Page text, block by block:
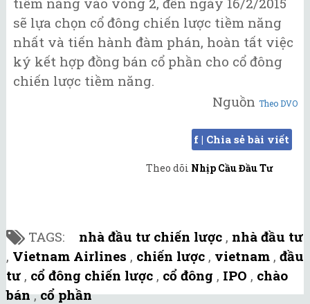
sẽ lựa chọn cổ đông chiến lược tiềm năng
nhất và tiến hành đàm phán, hoàn tất việc
ký kết hợp đồng bán cổ phần cho cổ đông
chiến lược tiềm năng.
Nguồn Theo DVO
f | Chia sẻ bài viết
Theo dõi Nhịp Cầu Đầu Tư
TAGS: nhà đầu tư chiến lược , nhà đầu tư
, Vietnam Airlines , chiến lược , vietnam , đầu
tư , cổ đông chiến lược , cổ đông , IPO , chào
bán,cổ phần